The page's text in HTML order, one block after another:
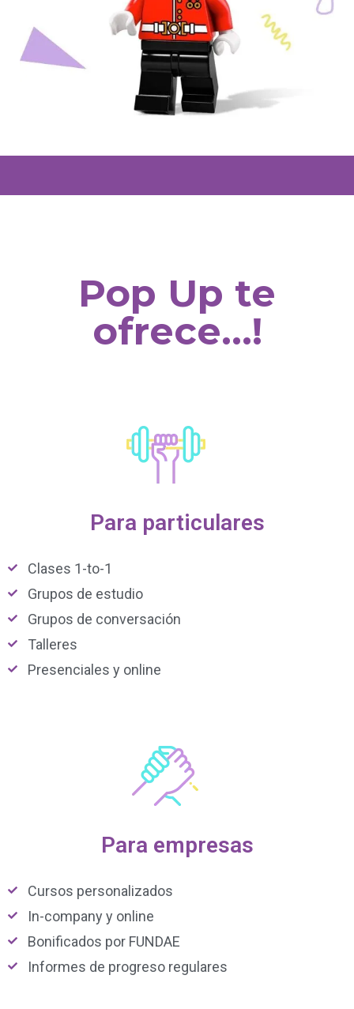
Pop Up te
ofrece...!
Para particulares
Clases 1-to-1
Grupos de estudio
Grupos de conversación
Talleres
Presenciales y online
Para empresas
Cursos personalizados
In-company y online
Bonificados por FUNDAE
Informes de progreso regulares